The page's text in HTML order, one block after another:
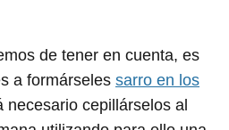
de tener en cuenta, es
a formárseles sarro en los
necesario cepillárselos al